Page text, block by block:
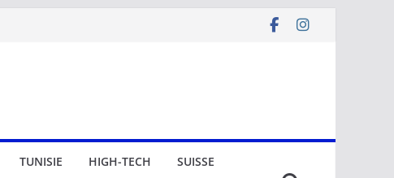
TUNISIE HIGH-TECH SUISSE